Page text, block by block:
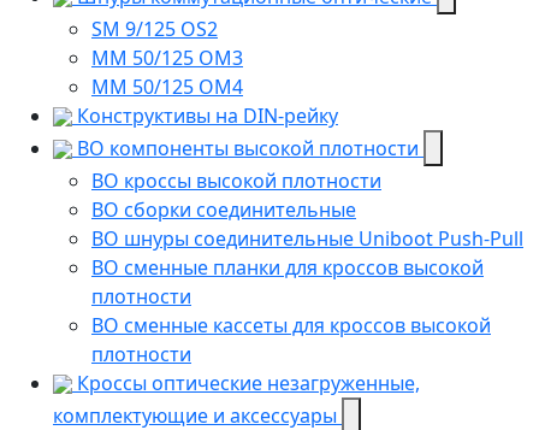
SM 9/125 OS2
MM 50/125 OM3
MM 50/125 OM4
Конструктивы на DIN-рейку
ВО компоненты высокой плотности
ВО кроссы высокой плотности
ВО сборки соединительные
ВО шнуры соединительные Uniboot Push-Pull
ВО сменные планки для кроссов высокой
плотности
ВО сменные кассеты для кроссов высокой
плотности
Кроссы оптические незагруженные,
комплектующие и аксессуары